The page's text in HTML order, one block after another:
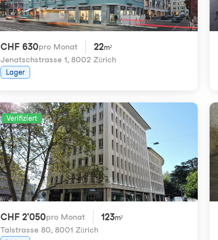
CHF 630pro Monat 22m²
Jenatschstrasse 1, 8002 Zürich
Lager
Verifiziert
CHF 2'050pro Monat 123m²
Talstrasse 80, 8001 Zürich